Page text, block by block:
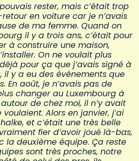
rester, mais c’était trop
en voiture car je n’avais
de ma femme. Quand on
il y a trois ans, c’était pour
à construire une maison,
On ne voulait plus
pour ça que j’avais signé à
il y a eu des événements que
En août, je n’avais pas de
changer au Luxembourg à
de chez moi, il n’y avait
Alors en janvier, j’ai
et c’était une très belle
fier d’avoir joué là-bas,
la deuxième équipe. Ça reste
sont très proches, notre